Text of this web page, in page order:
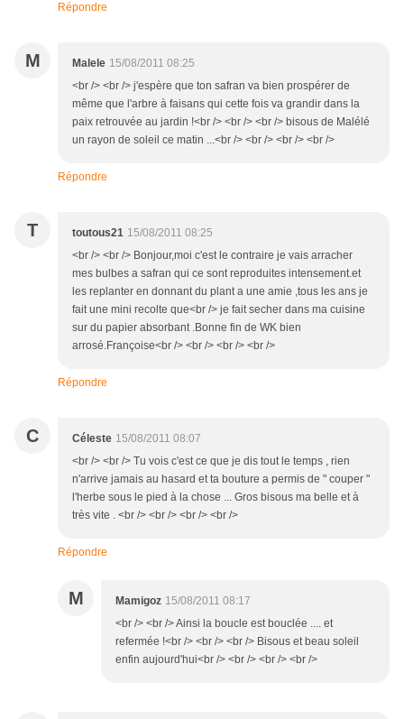
Répondre
M Malele 15/08/2011 08:25
<br /> <br /> j'espère que ton safran va bien prospérer de
même que l'arbre à faisans qui cette fois va grandir dans la
paix retrouvée au jardin !<br /> <br /> <br /> bisous de Malélé
un rayon de soleil ce matin ...<br /> <br /> <br /> <br />
Répondre
T toutous21 15/08/2011 08:25
<br /> <br /> Bonjour,moi c'est le contraire je vais arracher
mes bulbes a safran qui ce sont reproduites intensement.et
les replanter en donnant du plant a une amie ,tous les ans je
fait une mini recolte que<br /> je fait secher dans ma cuisine
sur du papier absorbant .Bonne fin de WK bien
arrosé.Françoise<br /> <br /> <br /> <br />
Répondre
C Céleste 15/08/2011 08:07
<br /> <br /> Tu vois c'est ce que je dis tout le temps , rien
n'arrive jamais au hasard et ta bouture a permis de " couper "
l'herbe sous le pied à la chose ... Gros bisous ma belle et à
très vite . <br /> <br /> <br /> <br />
Répondre
M Mamigoz 15/08/2011 08:17
<br /> <br /> Ainsi la boucle est bouclée .... et
refermée !<br /> <br /> <br /> Bisous et beau soleil
enfin aujourd'hui<br /> <br /> <br /> <br />